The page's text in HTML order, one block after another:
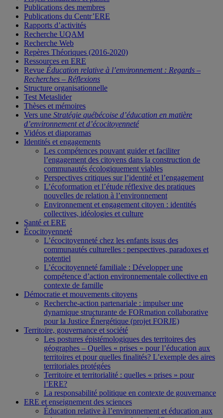
Publications des membres
Publications du Centr’ERE
Rapports d’activités
Recherche UQAM
Recherche Web
Repères Théoriques (2016-2020)
Ressources en ERE
Revue Éducation relative à l’environnement : Regards –
Recherches – Réflexions
Structure organisationnelle
Test Metaslider
Thèses et mémoires
Vers une Stratégie québécoise d’éducation en matière
d’environnement et d’écocitoyenneté
Vidéos et diaporamas
Identités et engagements
Les compétences pouvant guider et faciliter
l’engagement des citoyens dans la construction de
communautés écologiquement viables
Perspectives critiques sur l’identité et l’engagement
L’écoformation et l’étude réflexive des pratiques
nouvelles de relation à l’environnement
Environnement et engagement citoyen : identités
collectives, idéologies et culture
Santé et ERE
Écocitoyenneté
L’écocitoyenneté chez les enfants issus des
communautés culturelles : perspectives, paradoxes et
potentiel
L’écocitoyenneté familiale : Développer une
compétence d’action environnementale collective en
contexte de famille
Démocratie et mouvements citoyens
Recherche-action partenariale : impulser une
dynamique structurante de FORmation collaborative
pour la Justice Énergétique (projet FORJE)
Territoire, gouvernance et société
Les postures épistémologiques des territoires des
géographes – Quelles « prises » pour l’éducation aux
territoires et pour quelles finalités? L’exemple des aires
territoriales protégées
Territoire et territorialité : quelles « prises » pour
l’ERE?
La responsabilité politique en contexte de gouvernance
ERE et enseignement des sciences
Éducation relative à l’environnement et éducation aux